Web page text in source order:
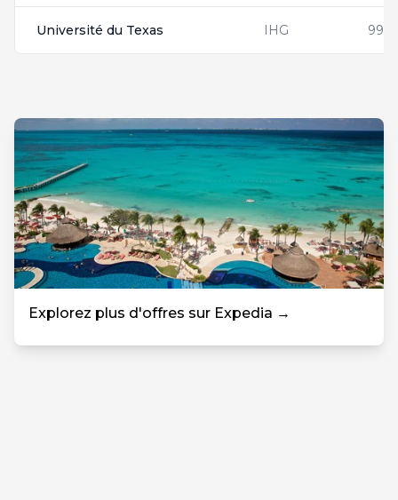
Université du Texas IHG
Explorez plus d'offres sur Expedia →